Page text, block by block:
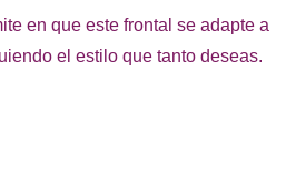
en que este frontal se adapte a
el estilo que tanto deseas.